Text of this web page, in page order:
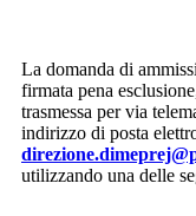
La domanda di
firmata pena
trasmessa per via
indirizzo di posta
d
utilizzando una delle